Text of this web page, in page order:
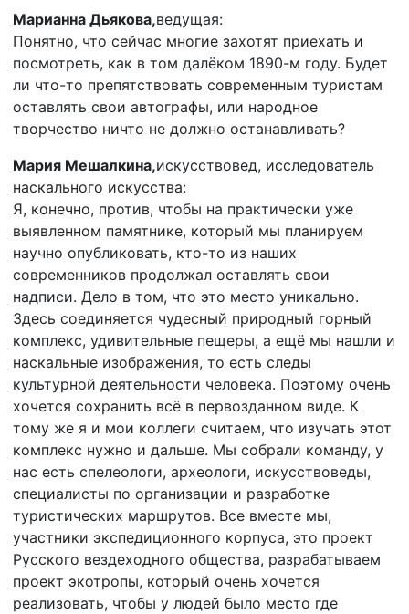
Марианна Дьякова,ведущая:
Понятно, что сейчас многие захотят приехать и
посмотреть, как в том далёком 1890-м году. Будет
ли что-то препятствовать современным туристам
оставлять свои автографы, или народное
творчество ничто не должно останавливать?
Мария Мешалкина,искусствовед, исследователь
наскального искусства:
Я, конечно, против, чтобы на практически уже
выявленном памятнике, который мы планируем
научно опубликовать, кто-то из наших
современников продолжал оставлять свои
надписи. Дело в том, что это место уникально.
Здесь соединяется чудесный природный горный
комплекс, удивительные пещеры, а ещё мы нашли и
наскальные изображения, то есть следы
культурной деятельности человека. Поэтому очень
хочется сохранить всё в первозданном виде. К
тому же я и мои коллеги считаем, что изучать этот
комплекс нужно и дальше. Мы собрали команду, у
нас есть спелеологи, археологи, искусствоведы,
специалисты по организации и разработке
туристических маршрутов. Все вместе мы,
участники экспедиционного корпуса, это проект
Русского вездеходного общества, разрабатываем
проект экотропы, который очень хочется
реализовать, чтобы у людей было место где